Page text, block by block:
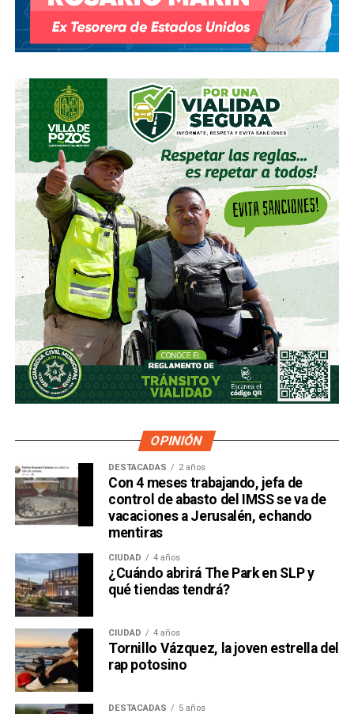
OPINIÓN
DESTACADAS 2 años
Con 4 meses trabajando, jefa de
control de abasto del IMSS se va de
vacaciones a Jerusalén, echando
mentiras
CIUDAD 4 años
¿Cuándo abrirá The Park en SLP y
qué tiendas tendrá?
CIUDAD 4 años
Tornillo Vázquez, la joven estrella del
rap potosino
DESTACADAS 5 años